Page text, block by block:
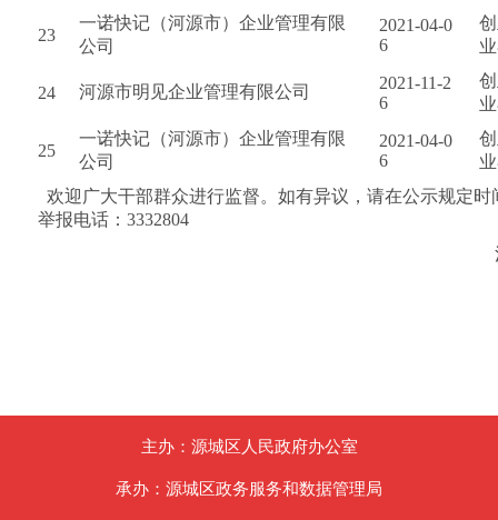
23
一诺快记（河源市）企业管理有限
公司
2021-04-0
6
24 河源市明见企业管理有限公司
2021-11-2
6
25
一诺快记（河源市）企业管理有限
公司
2021-04-0
6
欢迎广大干部群众进行监督。如有异议，请在公示规定
举报电话：3332804
主办：源城区人民政府办公室
承办：源城区政务服务和数据管理局